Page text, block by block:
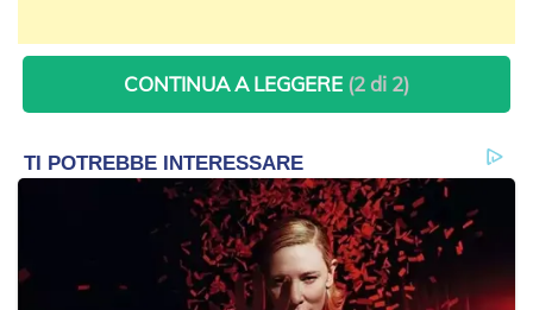
CONTINUA A LEGGERE (2 di 2)